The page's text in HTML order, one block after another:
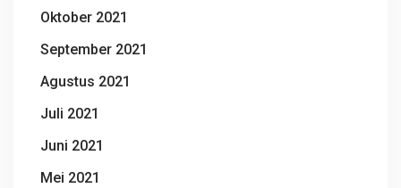
Oktober 2021
September 2021
Agustus 2021
Juli 2021
Juni 2021
Mei 2021